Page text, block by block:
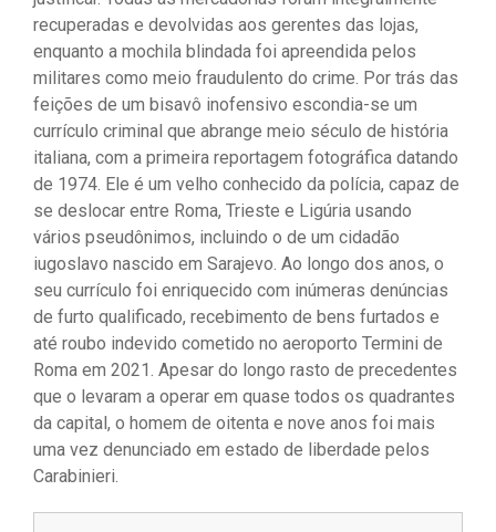
recuperadas e devolvidas aos gerentes das lojas,
enquanto a mochila blindada foi apreendida pelos
militares como meio fraudulento do crime. Por trás das
feições de um bisavô inofensivo escondia-se um
currículo criminal que abrange meio século de história
italiana, com a primeira reportagem fotográfica datando
de 1974. Ele é um velho conhecido da polícia, capaz de
se deslocar entre Roma, Trieste e Ligúria usando
vários pseudônimos, incluindo o de um cidadão
iugoslavo nascido em Sarajevo. Ao longo dos anos, o
seu currículo foi enriquecido com inúmeras denúncias
de furto qualificado, recebimento de bens furtados e
até roubo indevido cometido no aeroporto Termini de
Roma em 2021. Apesar do longo rasto de precedentes
que o levaram a operar em quase todos os quadrantes
da capital, o homem de oitenta e nove anos foi mais
uma vez denunciado em estado de liberdade pelos
Carabinieri.